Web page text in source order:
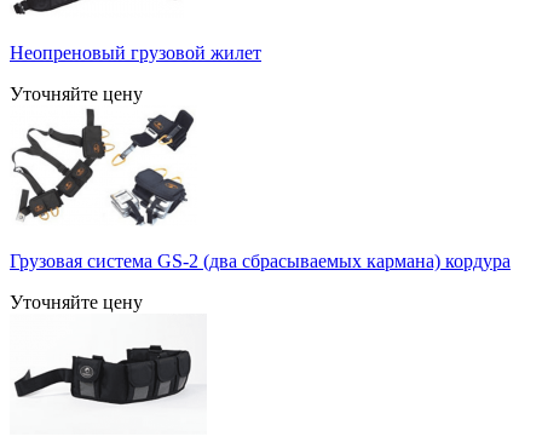
Неопреновый грузовой жилет
Уточняйте цену
Грузовая система GS-2 (два сбрасываемых кармана) кордура
Уточняйте цену